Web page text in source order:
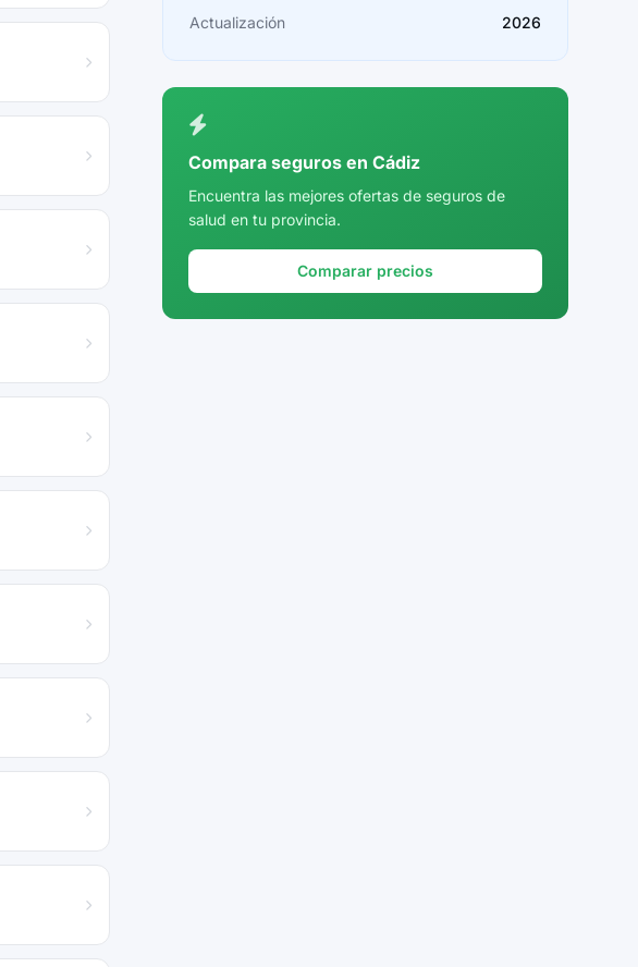
Castellón
Córdoba
Cuenca
Girona
Actualización
2026
Compara seguros en Cádiz
Encuentra las mejores ofertas de seguros de
salud en tu provincia.
Comparar precios